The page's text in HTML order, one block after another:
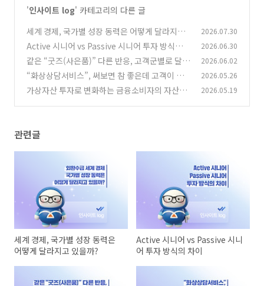
'인사이트 log' 카테고리의 다른 글
세계 경제, 국가별 성장 동력은 어떻게 달라지고
있을까?
(0)
2026.07.30
Active 시니어 vs Passive 시니어 투자 방식의
차이
(0)
2026.06.30
같은 “굿즈(사은품)” 다른 반응, 고객군별로 달라
지는 “맞춤형 전략 필요” (0)
2026.06.02
“화상상담서비스”, 써보면 참 좋은데 고객이 모
른다! (0)
2026.05.26
가상자산 투자로 변화하는 금융소비자의 자산포
2026.05.19
관련글
세계 경제, 국가별 성장 동력은
어떻게 달라지고 있을까?
Active 시니어 vs Passive 시니
어 투자 방식의 차이